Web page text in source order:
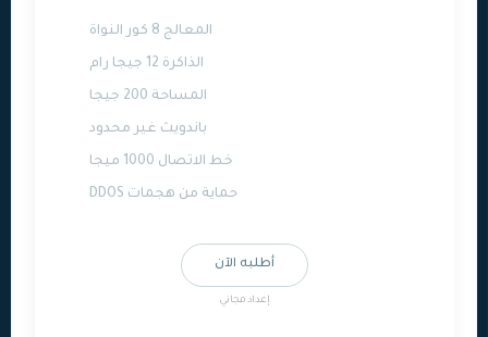
المعالج 8 كور النواة
الذاكرة 12 جيجا رام
المساحة 200 جيجا
باندويث غير محدود
خط الاتصال 1000 ميجا
حماية من هجمات DDOS
أطلبه الآن
إعداد مجاني